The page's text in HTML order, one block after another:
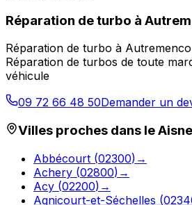
Réparation de turbo à
Réparation de turbo à
Réparation de turbos de toute
véhicule
09 72 66 48 50Demander un
Villes proches dans leAisne
Abbécourt (02300) →
Achery (02800) →
Acy (02200) →
Agnicourt-et-Séchelles (